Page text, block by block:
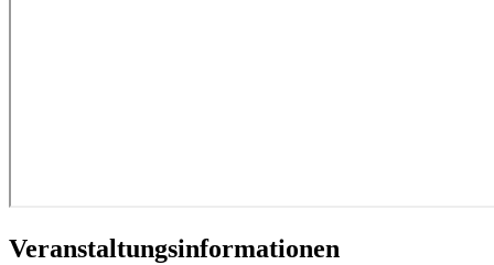
Veranstaltungs­informationen